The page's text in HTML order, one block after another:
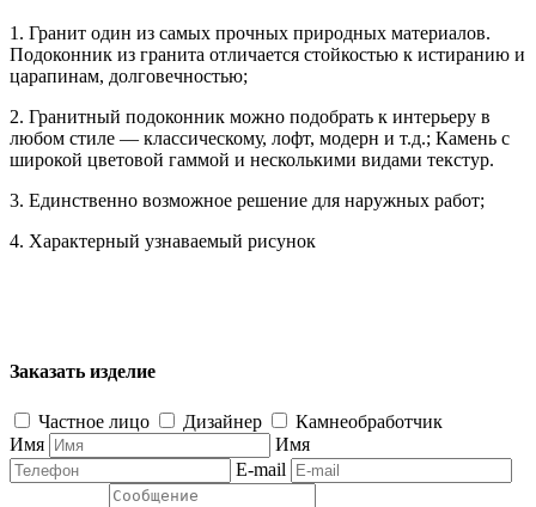
1. Гранит один из самых прочных природных материалов.
Подоконник из гранита отличается стойкостью к истиранию и
царапинам, долговечностью;
2. Гранитный подоконник можно подобрать к интерьеру в
любом стиле — классическому, лофт, модерн и т.д.; Камень с
широкой цветовой гаммой и несколькими видами текстур.
3. Единственно возможное решение для наружных работ;
4. Характерный узнаваемый рисунок
Заказать изделие
Частное лицо Дизайнер
Камнеобработчик
Имя
Имя
E-mail